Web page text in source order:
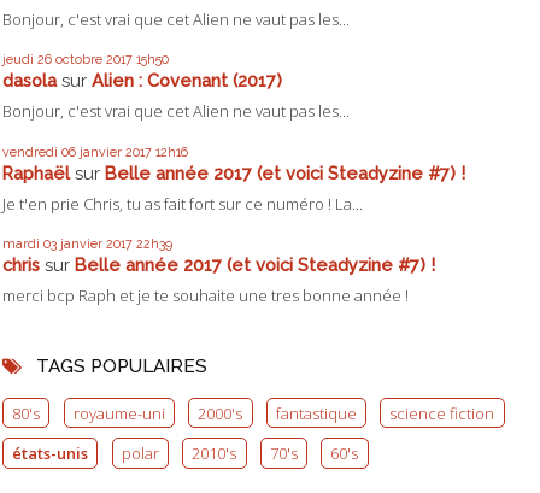
Bonjour, c'est vrai que cet Alien ne vaut pas les...
jeudi 26 octobre 2017 15h50
dasolasur Alien : Covenant (2017)
Bonjour, c'est vrai que cet Alien ne vaut pas les...
vendredi 06 janvier 2017 12h16
Raphaëlsur Belle année 2017 (et voici Steadyzine #7) !
Je t'en prie Chris, tu as fait fort sur ce numéro ! La...
mardi 03 janvier 2017 22h39
chris sur Belle année 2017 (et voici Steadyzine #7) !
merci bcp Raph et je te souhaite une tres bonne année !
TAGS POPULAIRES
80's royaume-uni 2000's fantastique
science fiction
états-unis
polar 2010's 70's 60's